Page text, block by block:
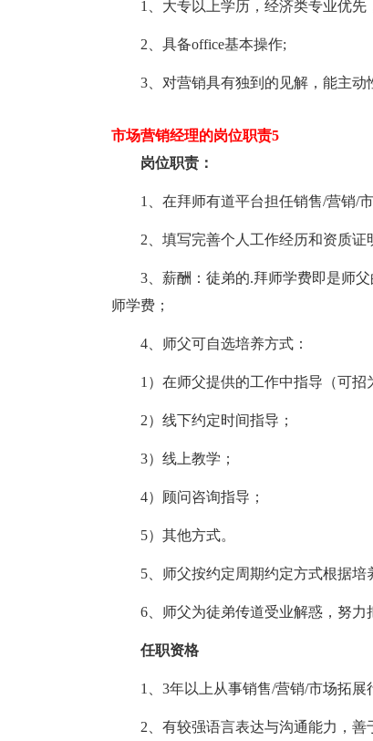
1、大专以上学历，经济类专业优先
2、具备office基本操作;
3、对营销具有独到的见解，能主动
市场营销经理的岗位职责5
岗位职责：
1、在拜师有道平台担任销售/营销/市
2、填写完善个人工作经历和资质证
3、薪酬：徒弟的.拜师学费即是师父
师学费；
4、师父可自选培养方式：
1）在师父提供的工作中指导（可招
2）线下约定时间指导；
3）线上教学；
4）顾问咨询指导；
5）其他方式。
5、师父按约定周期约定方式根据培
6、师父为徒弟传道受业解惑，努力
任职资格
1、3年以上从事销售/营销/市场拓展
2、有较强语言表达与沟通能力，善